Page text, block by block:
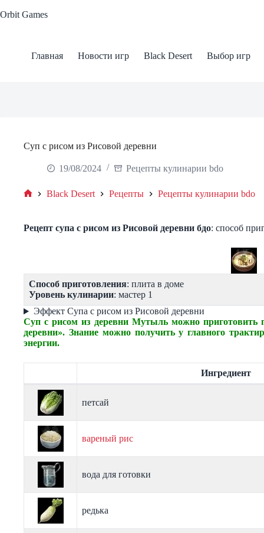
to
Orbit Games
Главная Новости игр Black Desert Выбор игр
Суп с рисом из Рисовой деревни
19/08/2024 Рецепты кулинарии bdo
Black Desert Рецепты Рецепты кулинарии bdo
Рецепт супа с рисом из Рисовой деревни бдо: способ
Способ приготовления: плита в доме
Уровень кулинарии: мастер 1
Эффект Супа с рисом из Рисовой деревни
Суп с рисом из деревни Мутыль можно приготовить
деревни». Знание можно получить у главного
энергии.
Ингредиент
петсай
вареный рис
вода для готовки
редька